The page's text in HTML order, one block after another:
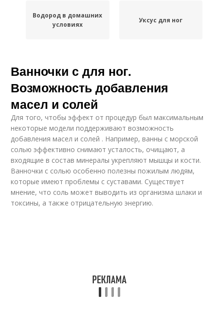
Водород в домашних
условиях
Уксус для ног
Ванночки с для ног.
Возможность добавления
масел и солей
Для того, чтобы эффект от процедур был максимальным
некоторые модели поддерживают возможность
добавления масел и солей . Например, ванны с морской
солью эффективно снимают усталость, очищают, а
входящие в состав минералы укрепляют мышцы и кости.
Ванночки с солью особенно полезны пожилым людям,
которые имеют проблемы с суставами. Существует
мнение, что соль может выводить из организма шлаки и
токсины, а также отрицательную энергию.